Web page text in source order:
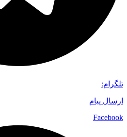
تلگرام:
ارسال پیام
Facebook